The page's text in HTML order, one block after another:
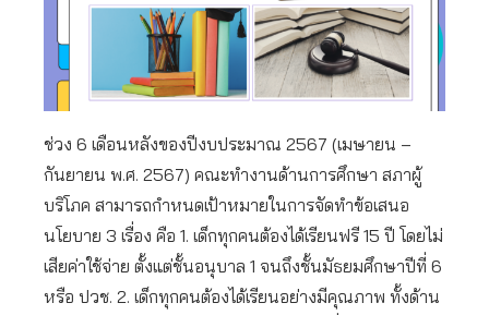
ช่วง 6 เดือนหลังของปีงบประมาณ 2567 (เมษายน –
กันยายน พ.ศ. 2567) คณะทำงานด้านการศึกษา สภาผู้
บริโภค สามารถกำหนดเป้าหมายในการจัดทำข้อเสนอ
นโยบาย 3 เรื่อง คือ 1. เด็กทุกคนต้องได้เรียนฟรี 15 ปี โดยไม่
เสียค่าใช้จ่าย ตั้งแต่ชั้นอนุบาล 1 จนถึงชั้นมัธยมศึกษาปีที่ 6
หรือ ปวช. 2. เด็กทุกคนต้องได้เรียนอย่างมีคุณภาพ ทั้งด้าน